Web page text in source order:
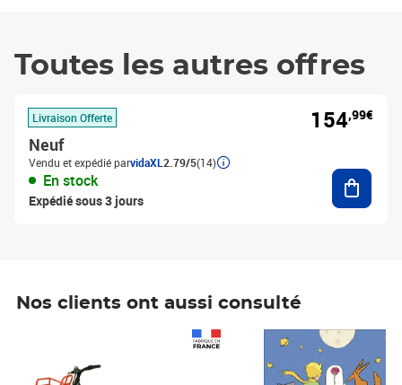
Toutes les autres offres
Livraison Offerte
Neuf
Vendu et expédié parvidaXL 2.79/5(14)
En stock
Expédié sous 3 jours
154,99€
Nos clients ont aussi consulté
Prix 7,50€